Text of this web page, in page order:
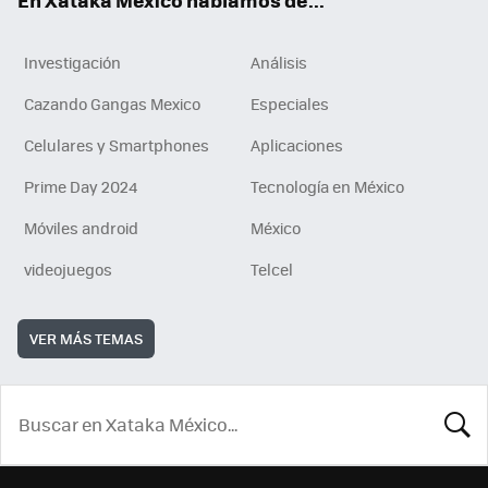
Investigación
Análisis
Cazando Gangas Mexico
Especiales
Celulares y Smartphones
Aplicaciones
Prime Day 2024
Tecnología en México
Móviles android
México
videojuegos
Telcel
VER MÁS TEMAS